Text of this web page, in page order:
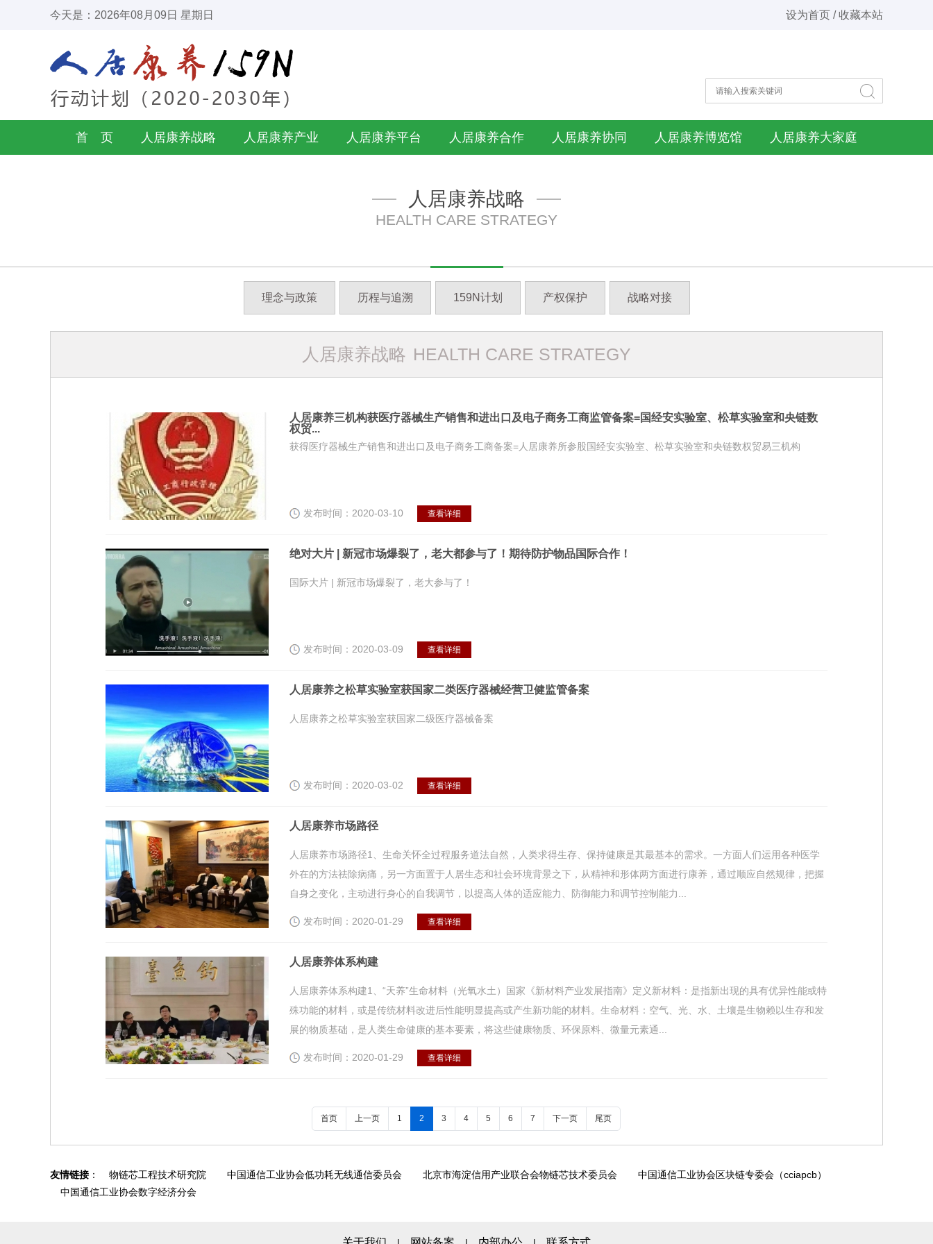
今天是：2026年08月09日 星期日 设为首页 / 收藏本站
首 页 人居康养战略 人居康养产业 人居康养平台 人居康养合作 人居康养协同 人居康养博览馆 人居康养大家庭
人居康养战略
HEALTH CARE STRATEGY
理念与政策 历程与追溯 159N计划 产权保护 战略对接
人居康养战略 HEALTH CARE STRATEGY
人居康养三机构获医疗器械生产销售和进出口及电子商务工商监管备案=国经安实验室、松草实验室和央链数
权贸...
获得医疗器械生产销售和进出口及电子商务工商备案=人居康养所参股国经安实验室、松草实验室和央链数权贸易三机构
发布时间：2020-03-10 查看详细
绝对大片 | 新冠市场爆裂了，老大都参与了！期待防护物品国际合作！
国际大片 | 新冠市场爆裂了，老大参与了！
发布时间：2020-03-09 查看详细
人居康养之松草实验室获国家二类医疗器械经营卫健监管备案
人居康养之松草实验室获国家二级医疗器械备案
发布时间：2020-03-02 查看详细
人居康养市场路径
人居康养市场路径1、生命关怀全过程服务道法自然，人类求得生存、保持健康是其最基本的需求。一方面人们运用各种医学
外在的方法祛除病痛，另一方面置于人居生态和社会环境背景之下，从精神和形体两方面进行康养，通过顺应自然规律，把握
自身之变化，主动进行身心的自我调节，以提高人体的适应能力、防御能力和调节控制能力...
发布时间：2020-01-29 查看详细
人居康养体系构建
人居康养体系构建1、“天养”生命材料（光氧水土）国家《新材料产业发展指南》定义新材料：是指新出现的具有优异性能或特
殊功能的材料，或是传统材料改进后性能明显提高或产生新功能的材料。生命材料：空气、光、水、土壤是生物赖以生存和发
展的物质基础，是人类生命健康的基本要素，将这些健康物质、环保原料、微量元素通...
发布时间：2020-01-29 查看详细
首页 上一页 1 2 3 4 5 6 7 下一页 尾页
友情链接 ： 物链芯工程技术研究院 中国通信工业协会低功耗无线通信委员会 北京市海淀信用产业联合会物链芯技术委员会
中国通信工业协会区块链专委会（cciapcb）
中国通信工业协会数字经济分会